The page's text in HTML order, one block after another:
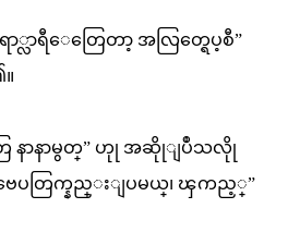
ာရီေတြေတာ့ အလြတ္ရေပ့စီ”
နာနာမွတ္” ဟုု အဆိုုျပဳသလိုု
ေပတြက္နည္းျပမယ္၊ ၾကည့္”